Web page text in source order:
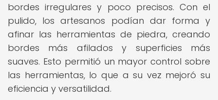
bordes irregulares y poco precisos. Con el
pulido, los artesanos podían dar forma y
afinar las herramientas de piedra, creando
bordes más afilados y superficies más
suaves. Esto permitió un mayor control sobre
las herramientas, lo que a su vez mejoró su
eficiencia y versatilidad.